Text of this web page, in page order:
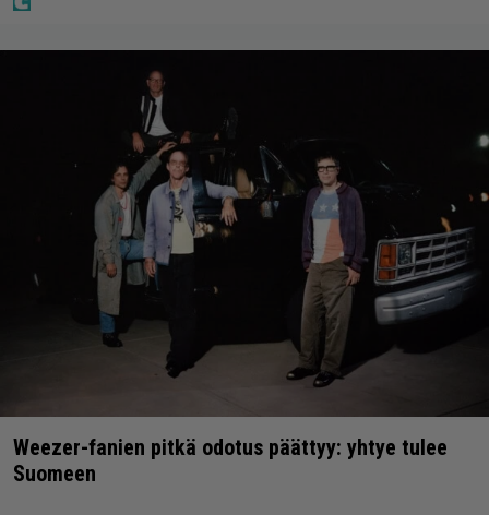
Weezer-fanien pitkä odotus päättyy: yhtye tulee
Suomeen